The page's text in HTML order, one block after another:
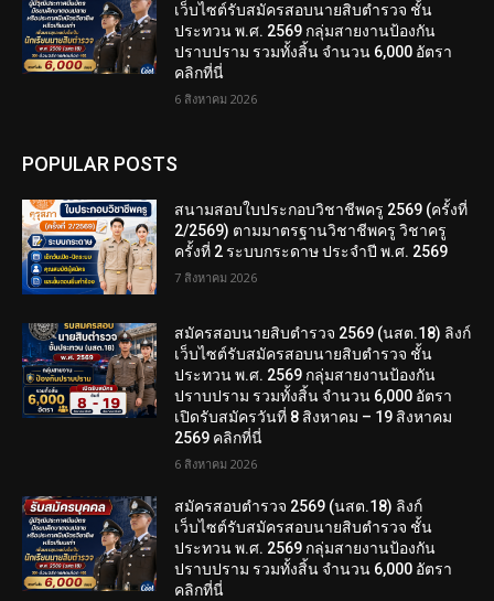
เว็บไซต์รับสมัครสอบนายสิบตำรวจ ชั้น
ประทวน พ.ศ. 2569 กลุ่มสายงานป้องกัน
ปราบปราม รวมทั้งสิ้น จำนวน 6,000 อัตรา
คลิกที่นี่
6 สิงหาคม 2026
POPULAR POSTS
สนามสอบใบประกอบวิชาชีพครู 2569 (ครั้งที่
2/2569) ตามมาตรฐานวิชาชีพครู วิชาครู
ครั้งที่ 2 ระบบกระดาษ ประจำปี พ.ศ. 2569
7 สิงหาคม 2026
สมัครสอบนายสิบตำรวจ 2569 (นสต.18) ลิงก์
เว็บไซต์รับสมัครสอบนายสิบตำรวจ ชั้น
ประทวน พ.ศ. 2569 กลุ่มสายงานป้องกัน
ปราบปราม รวมทั้งสิ้น จำนวน 6,000 อัตรา
เปิดรับสมัครวันที่ 8 สิงหาคม – 19 สิงหาคม
2569 คลิกที่นี่
6 สิงหาคม 2026
สมัครสอบตํารวจ 2569 (นสต.18) ลิงก์
เว็บไซต์รับสมัครสอบนายสิบตำรวจ ชั้น
ประทวน พ.ศ. 2569 กลุ่มสายงานป้องกัน
ปราบปราม รวมทั้งสิ้น จำนวน 6,000 อัตรา
คลิกที่นี่